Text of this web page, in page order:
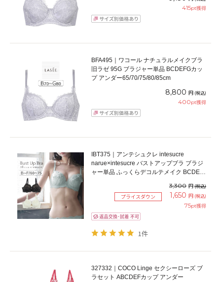
415pt獲得
BFA495｜ワコール ナチュラルメイクブラ
旧ラゼ 95G ブラジャー単品 BCDEFGカッ
プ アンダー65/70/75/80/85cm
8,800 円 (税込)
400pt獲得
IBT375｜アンテシュクレ intesucre
narue×intesucre バストアップブラ ブラジ
ャー単品 ふっくらデコルテメイク BCDEF
3,300 円(税込)
プライスダウン 1,650 円 (税込)
75pt獲得
1件
327332｜COCO Linge セクシーローズ ブ
ラセット ABCDEFカップ アンダー